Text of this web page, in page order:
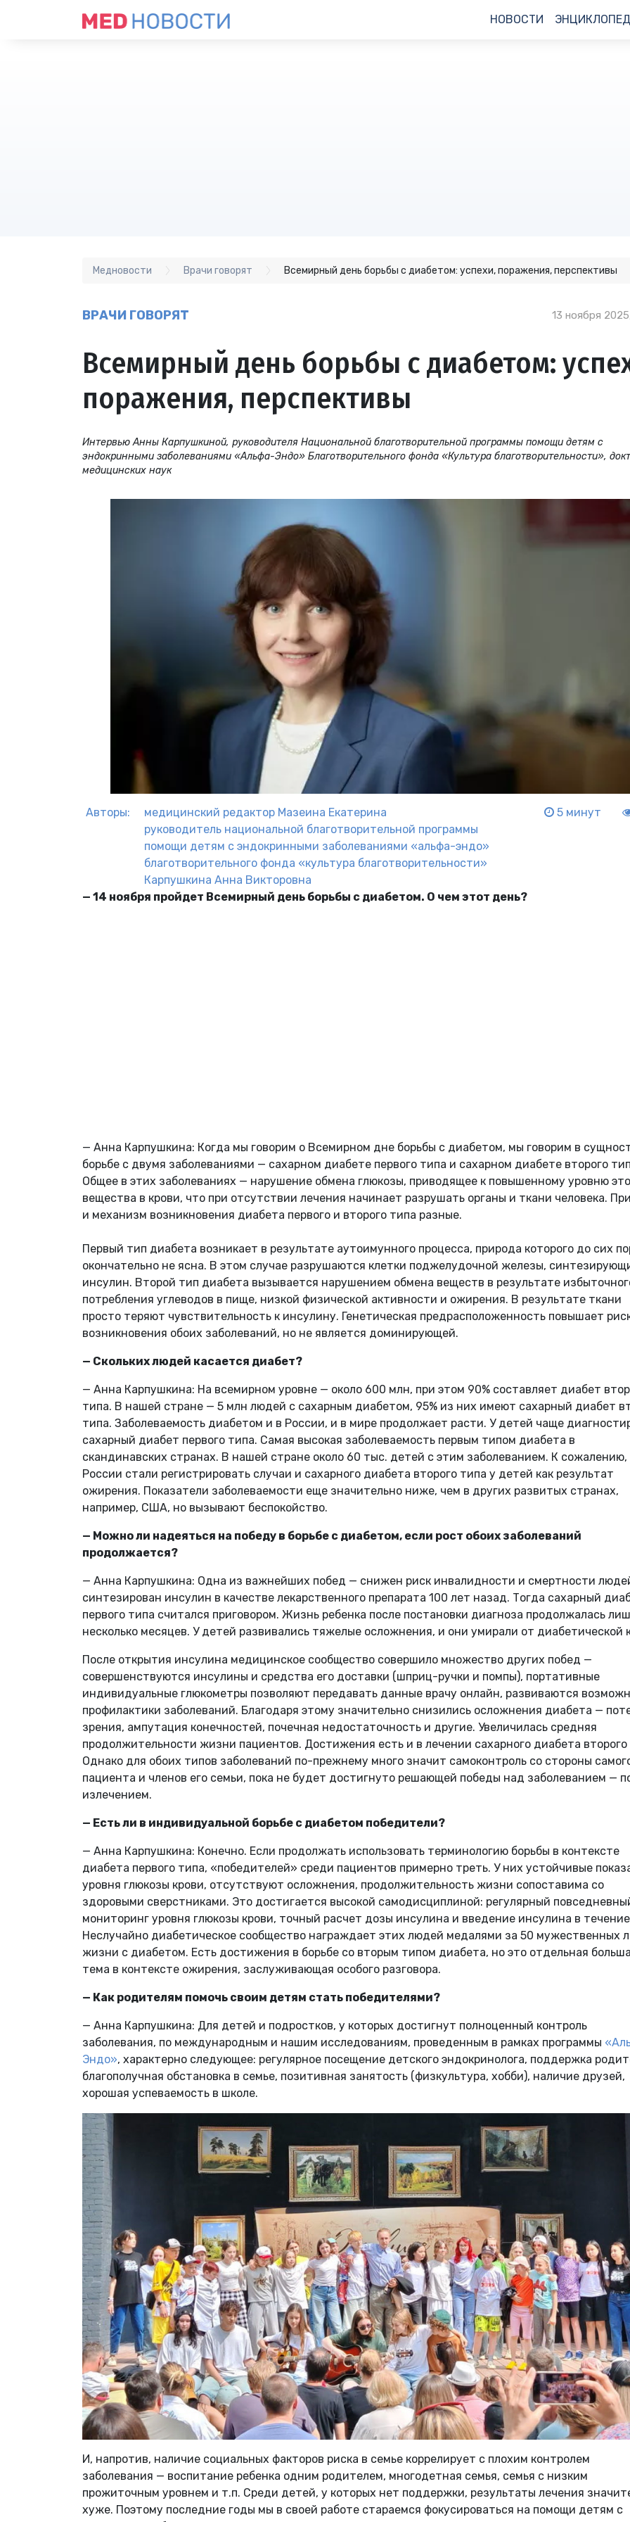
НОВОСТИ
Медновости Врачи говорят Всемирный день борьбы с диабетом: успехи, поражения, перспективы
ВРАЧИ ГОВОРЯТ 13 ноября
Всемирный день борьбы с диабетом:
поражения, перспективы
Интервью Анны Карпушкиной, руководителя Национальной благотворительной программы помощи детям с
эндокринными заболеваниями «Альфа-Эндо» Благотворительного фонда «Культура благотворительности»,
медицинских наук
Авторы: медицинский редактор Мазеина Екатерина
руководитель национальной благотворительной программы
помощи детям с эндокринными заболеваниями «альфа-эндо»
благотворительного фонда «культура благотворительности»
Карпушкина Анна Викторовна
5 минут
— 14 ноября пройдет Всемирный день борьбы с диабетом. О чем этот день?
— Анна Карпушкина: Когда мы говорим о Всемирном дне борьбы с диабетом, мы говорим в
борьбе с двумя заболеваниями — сахарном диабете первого типа и сахарном диабете второго
Общее в этих заболеваниях — нарушение обмена глюкозы, приводящее к повышенному уровню
вещества в крови, что при отсутствии лечения начинает разрушать органы и ткани человека.
и механизм возникновения диабета первого и второго типа разные.
Первый тип диабета возникает в результате аутоимунного процесса, природа которого до сих
окончательно не ясна. В этом случае разрушаются клетки поджелудочной железы,
инсулин. Второй тип диабета вызывается нарушением обмена веществ в результате
потребления углеводов в пище, низкой физической активности и ожирения. В результате ткани
просто теряют чувствительность к инсулину. Генетическая предрасположенность повышает
возникновения обоих заболеваний, но не является доминирующей.
— Скольких людей касается диабет?
— Анна Карпушкина: На всемирном уровне — около 600 млн, при этом 90% составляет диабет
типа. В нашей стране — 5 млн людей с сахарным диабетом, 95% из них имеют сахарный диабет
типа. Заболеваемость диабетом и в России, и в мире продолжает расти. У детей чаще
сахарный диабет первого типа. Самая высокая заболеваемость первым типом диабета в
скандинавских странах. В нашей стране около 60 тыс. детей с этим заболеванием. К сожалению,
России стали регистрировать случаи и сахарного диабета второго типа у детей как результат
ожирения. Показатели заболеваемости еще значительно ниже, чем в других развитых странах,
например, США, но вызывают беспокойство.
— Можно ли надеяться на победу в борьбе с диабетом, если рост обоих заболеваний
продолжается?
— Анна Карпушкина: Одна из важнейших побед — снижен риск инвалидности и смертности
синтезирован инсулин в качестве лекарственного препарата 100 лет назад. Тогда сахарный
первого типа считался приговором. Жизнь ребенка после постановки диагноза продолжалась
несколько месяцев. У детей развивались тяжелые осложнения, и они умирали от диабетической
После открытия инсулина медицинское сообщество совершило множество других побед —
совершенствуются инсулины и средства его доставки (шприц-ручки и помпы), портативные
индивидуальные глюкометры позволяют передавать данные врачу онлайн, развиваются
профилактики заболеваний. Благодаря этому значительно снизились осложнения диабета —
зрения, ампутация конечностей, почечная недостаточность и другие. Увеличилась средняя
продолжительности жизни пациентов. Достижения есть и в лечении сахарного диабета второго
Однако для обоих типов заболеваний по-прежнему много значит самоконтроль со стороны
пациента и членов его семьи, пока не будет достигнуто решающей победы над заболеванием —
излечением.
— Есть ли в индивидуальной борьбе с диабетом победители?
— Анна Карпушкина: Конечно. Если продолжать использовать терминологию борьбы в контексте
диабета первого типа, «победителей» среди пациентов примерно треть. У них устойчивые
уровня глюкозы крови, отсутствуют осложнения, продолжительность жизни сопоставима со
здоровыми сверстниками. Это достигается высокой самодисциплиной: регулярный
мониторинг уровня глюкозы крови, точный расчет дозы инсулина и введение инсулина в
Неслучайно диабетическое сообщество награждает этих людей медалями за 50 мужественных
жизни с диабетом. Есть достижения в борьбе со вторым типом диабета, но это отдельная
тема в контексте ожирения, заслуживающая особого разговора.
— Как родителям помочь своим детям стать победителями?
— Анна Карпушкина: Для детей и подростков, у которых достигнут полноценный контроль
заболевания, по международным и нашим исследованиям, проведенным в рамках программы
Эндо», характерно следующее: регулярное посещение детского эндокринолога, поддержка
благополучная обстановка в семье, позитивная занятость (физкультура, хобби), наличие друзей,
хорошая успеваемость в школе.
И, напротив, наличие социальных факторов риска в семье коррелирует с плохим контролем
заболевания — воспитание ребенка одним родителем, многодетная семья, семья с низким
прожиточным уровнем и т.п. Среди детей, у которых нет поддержки, результаты лечения
хуже. Поэтому последние годы мы в своей работе стараемся фокусироваться на помощи детям с